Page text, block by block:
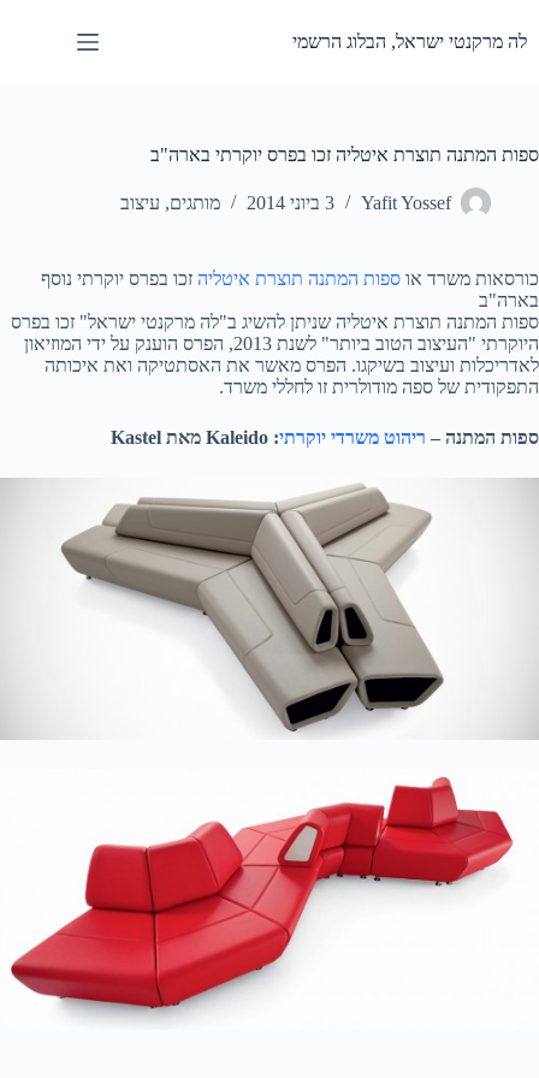
content
לה מרקנטי ישראל, הבלוג הרשמי
ספות המתנה תוצרת איטליה זכו בפרס יוקרתי בארה"ב
Yafit Yossef 3 ביוני 2014 מותגים, עיצוב
כורסאות משרד או ספות המתנה תוצרת איטליה זכו בפרס יוקרתי נוסף
בארה"ב
ספות המתנה תוצרת איטליה שניתן להשיג ב"לה מרקנטי ישראל" זכו בפרס
היוקרתי "העיצוב הטוב ביותר" לשנת 2013, הפרס הוענק על ידי המוזיאון
לאדריכלות ועיצוב בשיקגו. הפרס מאשר את האסתטיקה ואת איכותה
התפקודית של ספה מודולרית זו לחללי משרד.
ספות המתנה – ריהוט משרדי יוקרתי: Kaleido מאת Kastel